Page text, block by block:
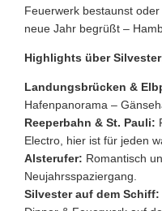
Feuerwerk bestaunst
neue Jahr begrüßt –
Highlights über
Landungsbrücken &
Hafenpanorama –
Reeperbahn & St. Pauli:
Electro, hier ist für jeden
Alsterufer: Romantisch
Neujahrsspaziergang.
Silvester auf dem Schiff: